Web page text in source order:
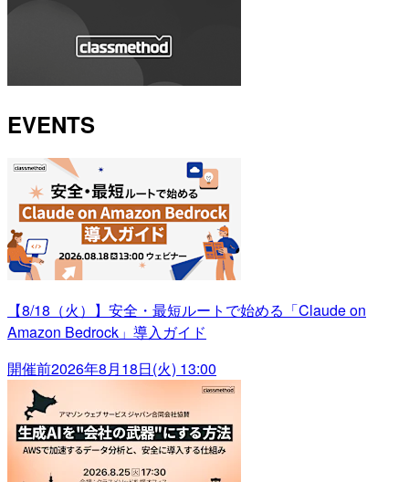
EVENTS
【8/18（火）】安全・最短ルートで始める「Claude on
Amazon Bedrock」導入ガイド
開催前2026年8月18日(火) 13:00